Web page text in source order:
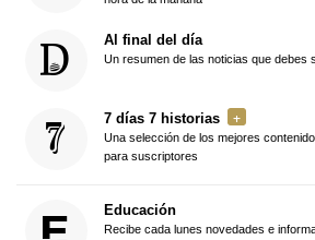
Al final del día
Un resumen de las noticias que debes
7 días 7 historias
Una selección de los mejores
para suscriptores
Educación
Recibe cada lunes novedades e